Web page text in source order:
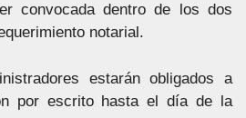
convocada dentro de los dos
notarial.
estarán obligados a
por escrito hasta el día de la